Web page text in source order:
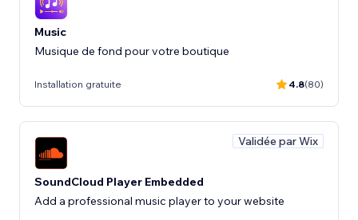
Music
Musique de fond pour votre boutique
Installation gratuite 4.8(80)
Validée par Wix
SoundCloud Player Embedded
Add a professional music player to your website